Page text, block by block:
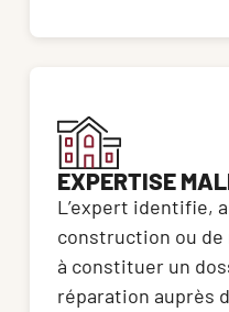
EXPERTISE
L’expert identifie,
construction ou de
à constituer un
réparation auprès